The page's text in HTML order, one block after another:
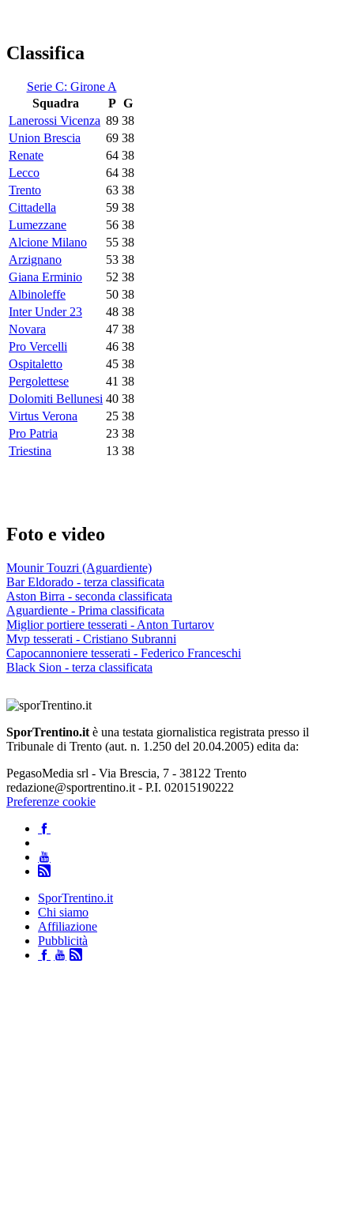
Classifica
Serie C: Girone A
Squadra
P G
Lanerossi Vicenza 89 38
Union Brescia
69 38
Renate
64 38
Lecco
64 38
Trento
63 38
Cittadella
59 38
Lumezzane
56 38
Alcione Milano
55 38
Arzignano
53 38
Giana Erminio
52 38
Albinoleffe
50 38
Inter Under 23
48 38
Novara
47 38
Pro Vercelli
46 38
Ospitaletto
45 38
Pergolettese
41 38
Dolomiti Bellunesi 40 38
Virtus Verona
25 38
Pro Patria
23 38
Triestina
13 38
Foto e video
Mounir Touzri (Aguardiente)
Bar Eldorado - terza classificata
Aston Birra - seconda classificata
Aguardiente - Prima classificata
Miglior portiere tesserati - Anton Turtarov
Mvp tesserati - Cristiano Subranni
Capocannoniere tesserati - Federico Franceschi
Black Sion - terza classificata
SporTrentino.it è una testata giornalistica registrata presso il
Tribunale di Trento (aut. n. 1.250 del 20.04.2005) edita da:
PegasoMedia srl - Via Brescia, 7 - 38122 Trento
redazione@sportrentino.it - P.I. 02015190222
Preferenze cookie
SporTrentino.it
Chi siamo
Affiliazione
Pubblicità